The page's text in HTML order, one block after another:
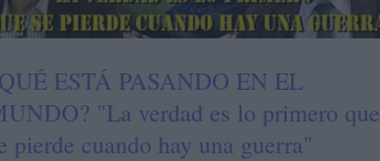
ESTÁ PASANDO EN EL
"La verdad es lo primero que
pierde cuando hay una guerra"